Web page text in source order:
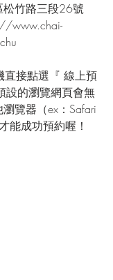
竹路三段26號
www.chai-
接點選『 線上預
設的瀏覽網頁會無
覽器（ex：Safari
能成功預約喔！